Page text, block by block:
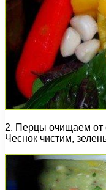
2. Перцы очищаем от
Чеснок чистим,